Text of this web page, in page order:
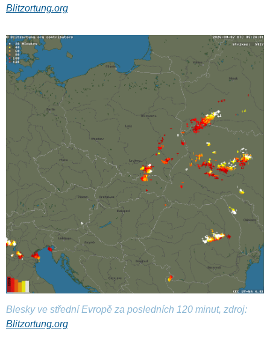
Blitzortung.org
Blesky ve střední Evropě za posledních 120 minut, zdroj:
Blitzortung.org